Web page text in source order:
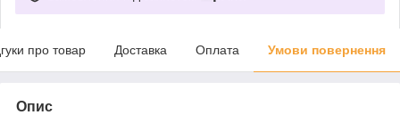
про товар Доставка Оплата Умови повернення
Опис